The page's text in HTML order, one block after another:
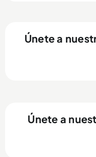
Únete a
Únete a